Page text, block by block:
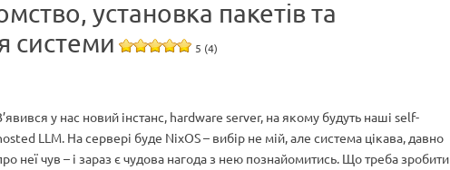
установка пакетів та
системи
5 (4)
у нас новий інстанс, hardware server, на якому будуть наші self-
LLM. На сервері буде NixOS – вибір не мій, але система цікава, давно
неї чув – і зараз є чудова нагода з нею познайомитись. Що треба зробити